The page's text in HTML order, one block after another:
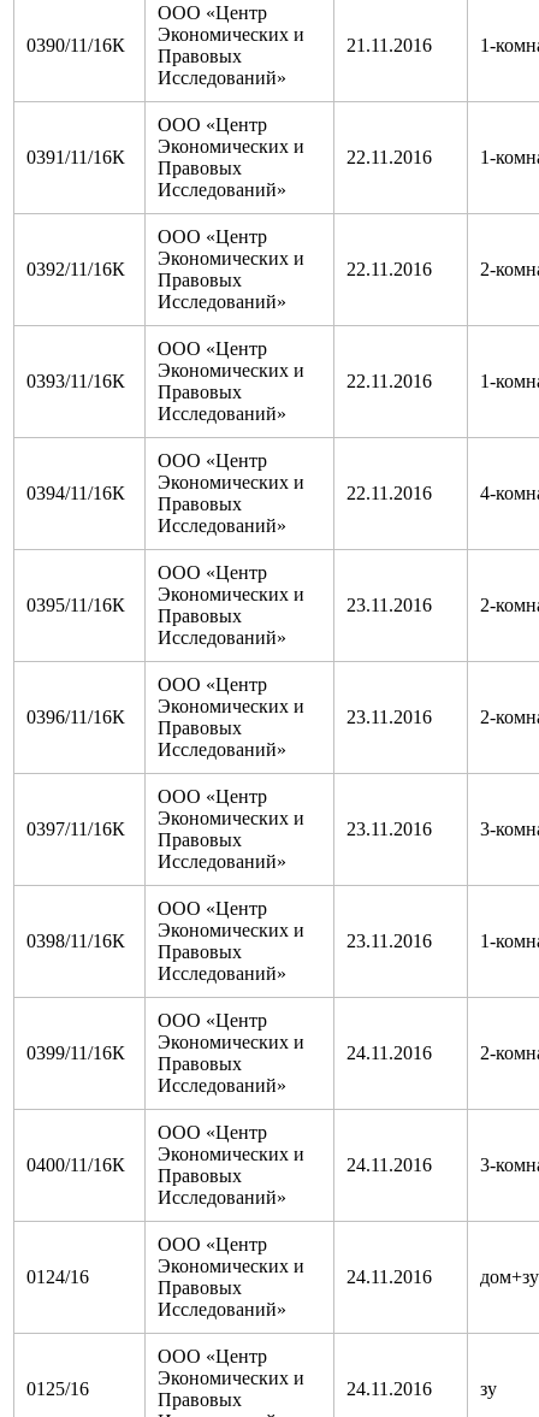
0390/11/16К
ООО «Центр
Экономических и
Правовых
Исследований»
21.11.2016 1-
0391/11/16К
ООО «Центр
Экономических и
Правовых
Исследований»
22.11.2016 1-
0392/11/16К
ООО «Центр
Экономических и
Правовых
Исследований»
22.11.2016 2-
0393/11/16К
ООО «Центр
Экономических и
Правовых
Исследований»
22.11.2016 1-
0394/11/16К
ООО «Центр
Экономических и
Правовых
Исследований»
22.11.2016 4-
0395/11/16К
ООО «Центр
Экономических и
Правовых
Исследований»
23.11.2016 2-
0396/11/16К
ООО «Центр
Экономических и
Правовых
Исследований»
23.11.2016 2-
0397/11/16К
ООО «Центр
Экономических и
Правовых
Исследований»
23.11.2016 3-
0398/11/16К
ООО «Центр
Экономических и
Правовых
Исследований»
23.11.2016 1-
0399/11/16К
ООО «Центр
Экономических и
Правовых
Исследований»
24.11.2016 2-
0400/11/16К
ООО «Центр
Экономических и
Правовых
Исследований»
24.11.2016 3-
0124/16
ООО «Центр
Экономических и
Правовых
Исследований»
24.11.2016 дом+зу
0125/16
ООО «Центр
Экономических и
Правовых
24.11.2016 зу